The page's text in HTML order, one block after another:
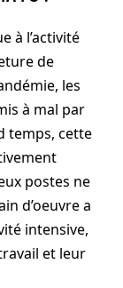
à l’activité
de
les
à mal par
temps, cette
postes ne
d’oeuvre a
intensive,
et leur